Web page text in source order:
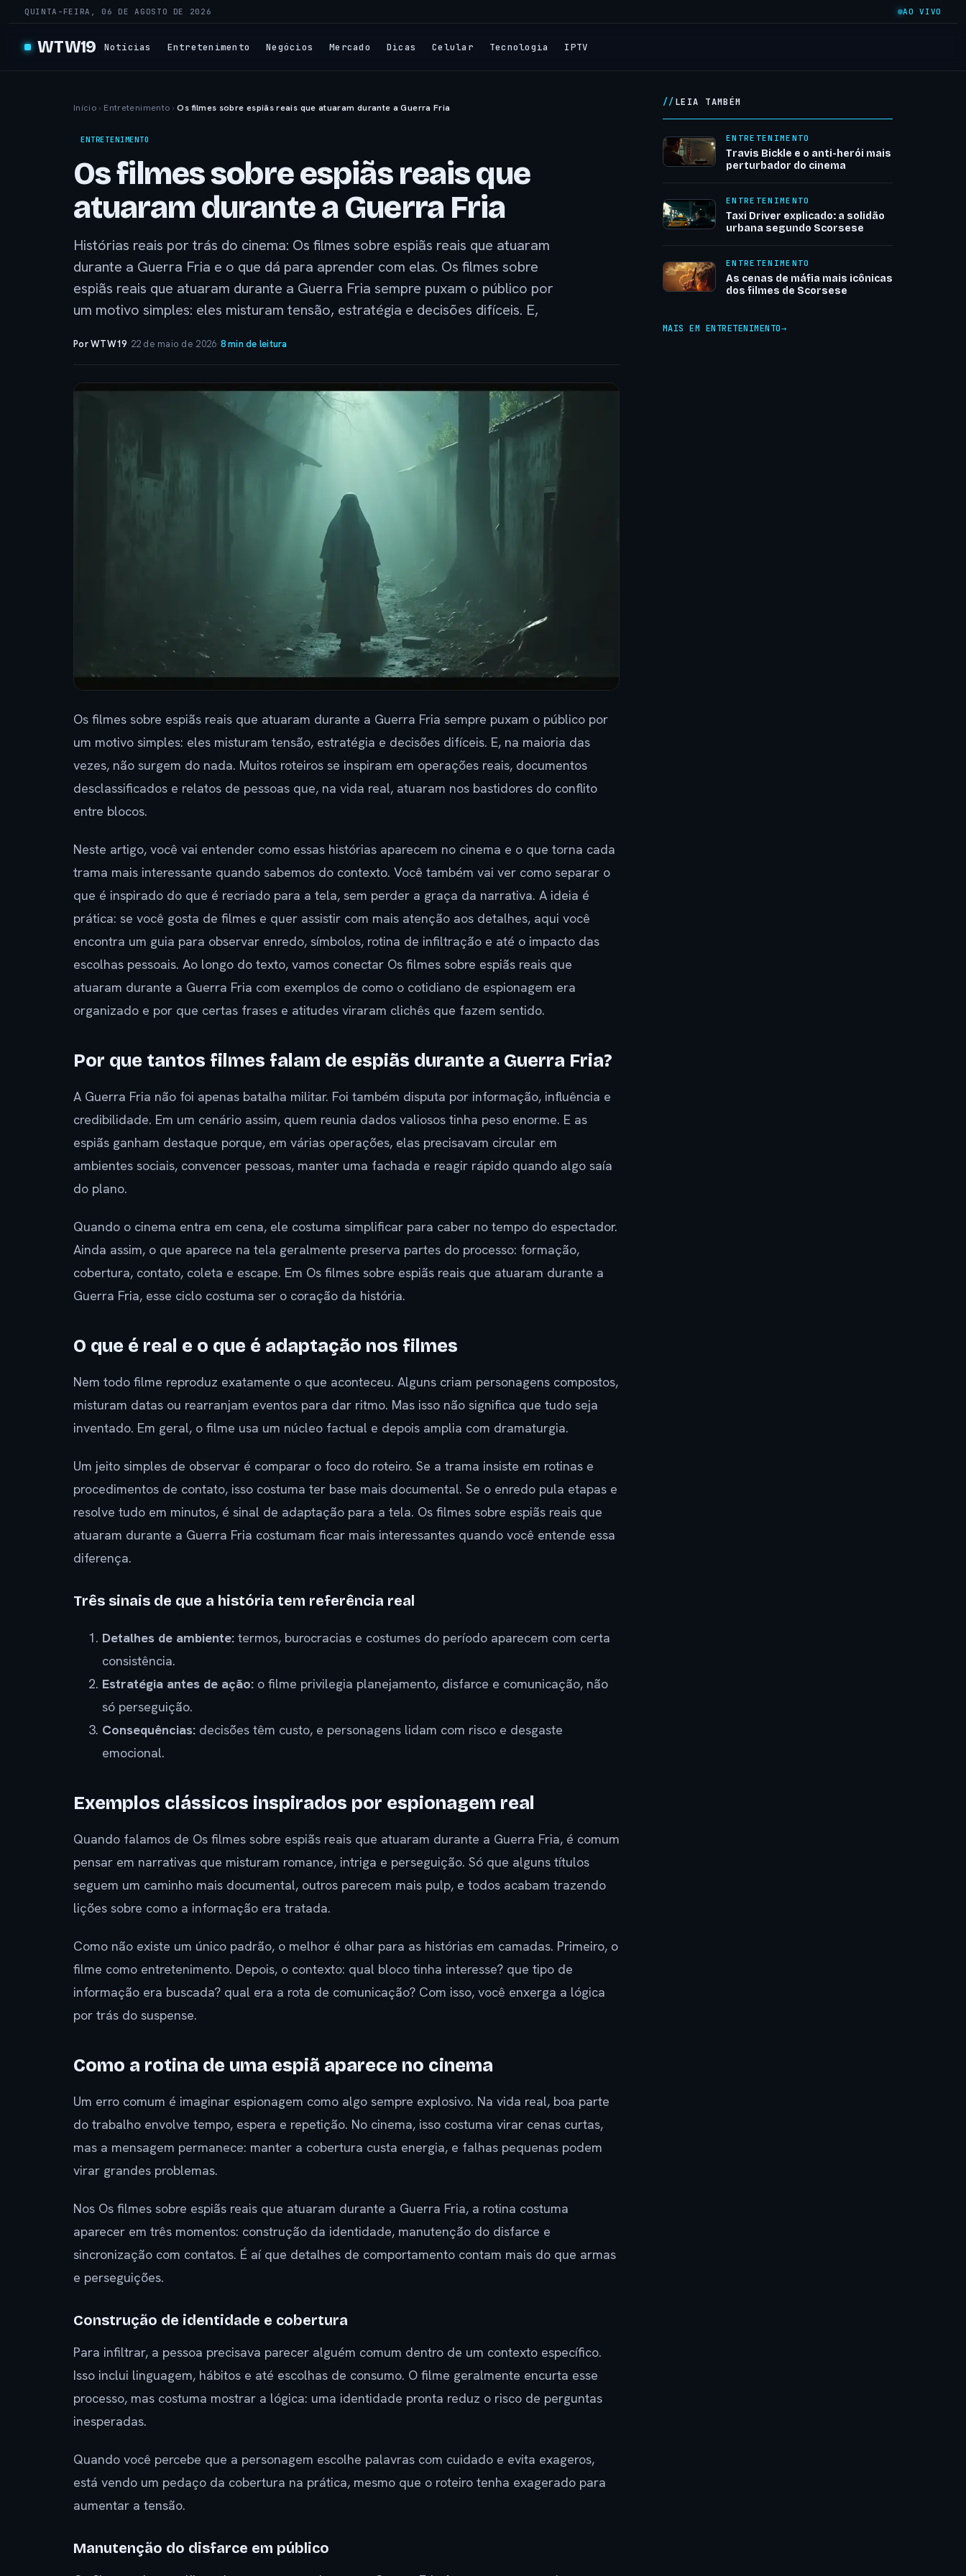
QUINTA-FEIRA, 06 DE AGOSTO DE 2026 AO VIVO
WTW19 Notícias Entretenimento Negócios Mercado Dicas Celular Tecnologia IPTV
Início › Entretenimento › Os filmes sobre espiãs reais que atuaram durante a Guerra Fria
ENTRETENIMENTO
Os filmes sobre espiãs reais que
atuaram durante a Guerra Fria
Histórias reais por trás do cinema: Os filmes sobre espiãs reais que atuaram
durante a Guerra Fria e o que dá para aprender com elas. Os filmes sobre
espiãs reais que atuaram durante a Guerra Fria sempre puxam o público por
um motivo simples: eles misturam tensão, estratégia e decisões difíceis. E,
Por WTW19· 22 de maio de 2026·8 min de leitura
Os filmes sobre espiãs reais que atuaram durante a Guerra Fria sempre puxam o público por
um motivo simples: eles misturam tensão, estratégia e decisões difíceis. E, na maioria das
vezes, não surgem do nada. Muitos roteiros se inspiram em operações reais, documentos
desclassificados e relatos de pessoas que, na vida real, atuaram nos bastidores do conflito
entre blocos.
Neste artigo, você vai entender como essas histórias aparecem no cinema e o que torna cada
trama mais interessante quando sabemos do contexto. Você também vai ver como separar o
que é inspirado do que é recriado para a tela, sem perder a graça da narrativa. A ideia é
prática: se você gosta de filmes e quer assistir com mais atenção aos detalhes, aqui você
encontra um guia para observar enredo, símbolos, rotina de infiltração e até o impacto das
escolhas pessoais. Ao longo do texto, vamos conectar Os filmes sobre espiãs reais que
atuaram durante a Guerra Fria com exemplos de como o cotidiano de espionagem era
organizado e por que certas frases e atitudes viraram clichês que fazem sentido.
Por que tantos filmes falam de espiãs durante a Guerra Fria?
A Guerra Fria não foi apenas batalha militar. Foi também disputa por informação, influência e
credibilidade. Em um cenário assim, quem reunia dados valiosos tinha peso enorme. E as
espiãs ganham destaque porque, em várias operações, elas precisavam circular em
ambientes sociais, convencer pessoas, manter uma fachada e reagir rápido quando algo saía
do plano.
Quando o cinema entra em cena, ele costuma simplificar para caber no tempo do espectador.
Ainda assim, o que aparece na tela geralmente preserva partes do processo: formação,
cobertura, contato, coleta e escape. Em Os filmes sobre espiãs reais que atuaram durante a
Guerra Fria, esse ciclo costuma ser o coração da história.
O que é real e o que é adaptação nos filmes
Nem todo filme reproduz exatamente o que aconteceu. Alguns criam personagens compostos,
misturam datas ou rearranjam eventos para dar ritmo. Mas isso não significa que tudo seja
inventado. Em geral, o filme usa um núcleo factual e depois amplia com dramaturgia.
Um jeito simples de observar é comparar o foco do roteiro. Se a trama insiste em rotinas e
procedimentos de contato, isso costuma ter base mais documental. Se o enredo pula etapas e
resolve tudo em minutos, é sinal de adaptação para a tela. Os filmes sobre espiãs reais que
atuaram durante a Guerra Fria costumam ficar mais interessantes quando você entende essa
diferença.
Três sinais de que a história tem referência real
Detalhes de ambiente: termos, burocracias e costumes do período aparecem com certa
consistência.
Estratégia antes de ação: o filme privilegia planejamento, disfarce e comunicação, não
só perseguição.
Consequências: decisões têm custo, e personagens lidam com risco e desgaste
emocional.
Exemplos clássicos inspirados por espionagem real
Quando falamos de Os filmes sobre espiãs reais que atuaram durante a Guerra Fria, é comum
pensar em narrativas que misturam romance, intriga e perseguição. Só que alguns títulos
seguem um caminho mais documental, outros parecem mais pulp, e todos acabam trazendo
lições sobre como a informação era tratada.
Como não existe um único padrão, o melhor é olhar para as histórias em camadas. Primeiro, o
filme como entretenimento. Depois, o contexto: qual bloco tinha interesse? que tipo de
informação era buscada? qual era a rota de comunicação? Com isso, você enxerga a lógica
por trás do suspense.
Como a rotina de uma espiã aparece no cinema
Um erro comum é imaginar espionagem como algo sempre explosivo. Na vida real, boa parte
do trabalho envolve tempo, espera e repetição. No cinema, isso costuma virar cenas curtas,
mas a mensagem permanece: manter a cobertura custa energia, e falhas pequenas podem
virar grandes problemas.
Nos Os filmes sobre espiãs reais que atuaram durante a Guerra Fria, a rotina costuma
aparecer em três momentos: construção da identidade, manutenção do disfarce e
sincronização com contatos. É aí que detalhes de comportamento contam mais do que armas
e perseguições.
Construção de identidade e cobertura
Para infiltrar, a pessoa precisava parecer alguém comum dentro de um contexto específico.
Isso inclui linguagem, hábitos e até escolhas de consumo. O filme geralmente encurta esse
processo, mas costuma mostrar a lógica: uma identidade pronta reduz o risco de perguntas
inesperadas.
Quando você percebe que a personagem escolhe palavras com cuidado e evita exageros,
está vendo um pedaço da cobertura na prática, mesmo que o roteiro tenha exagerado para
aumentar a tensão.
Manutenção do disfarce em público
LEIA TAMBÉM
ENTRETENIMENTO
Travis Bickle e o anti-herói mais
perturbador do cinema
ENTRETENIMENTO
Taxi Driver explicado: a solidão
urbana segundo Scorsese
ENTRETENIMENTO
As cenas de máfia mais icônicas
dos filmes de Scorsese
MAIS EM ENTRETENIMENTO